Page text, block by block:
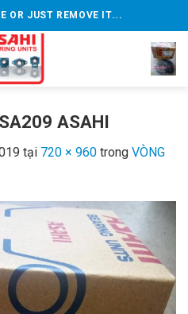
OR JUST REMOVE IT...
ASAHI
tại 720 × 960 trong VÒNG